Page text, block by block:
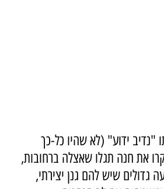
"נדיב ידוע" (לא שהיו כל-כך
את חנה תגלו שאצלה ברחובות,
גדולים שיש להם גנן יצירתי,